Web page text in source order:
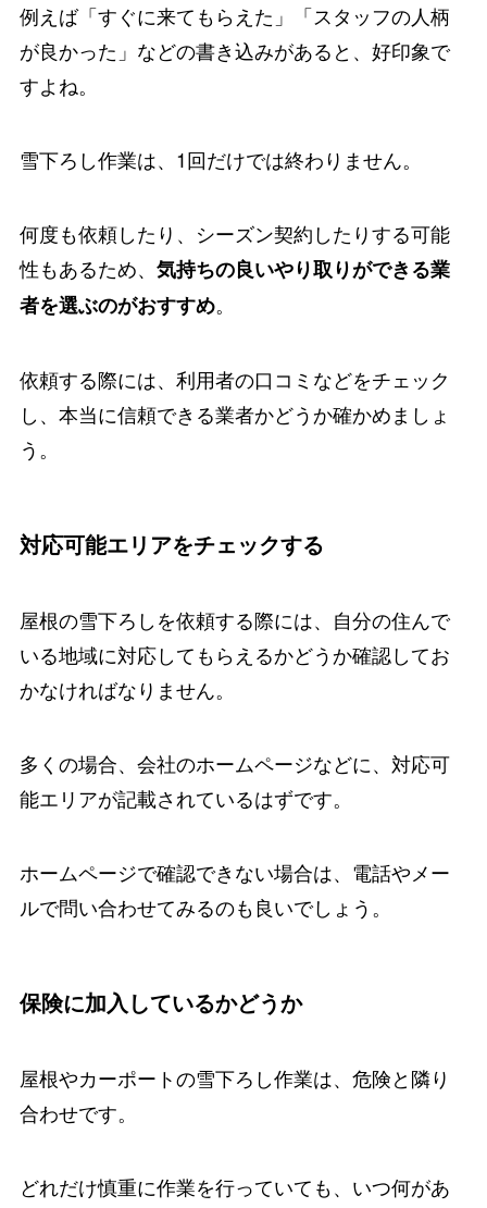
例えば「すぐに来てもらえた」「スタッフの人柄
が良かった」などの書き込みがあると、好印象で
すよね。
雪下ろし作業は、1回だけでは終わりません。
何度も依頼したり、シーズン契約したりする可能
性もあるため、 気持ちの良いやり取りができる業
者を選ぶのがおすすめ。
依頼する際には、利用者の口コミなどをチェック
し、本当に信頼できる業者かどうか確かめましょ
う。
対応可能エリアをチェックする
屋根の雪下ろしを依頼する際には、自分の住んで
いる地域に対応してもらえるかどうか確認してお
かなければなりません。
多くの場合、会社のホームページなどに、対応可
能エリアが記載されているはずです。
ホームページで確認できない場合は、電話やメー
ルで問い合わせてみるのも良いでしょう。
保険に加入しているかどうか
屋根やカーポートの雪下ろし作業は、危険と隣り
合わせです。
どれだけ慎重に作業を行っていても、いつ何があ